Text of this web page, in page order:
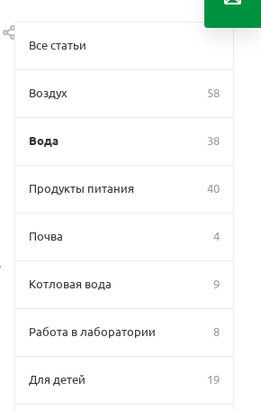
Все статьи
Воздух 58
Вода 38
Продукты питания 40
Почва 4
Котловая вода 9
Работа в лаборатории 8
Для детей 19